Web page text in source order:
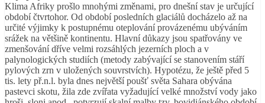
Klima Afriky prošlo mnohými změnami, pro dnešní stav je určující
období čtvrtohor. Od období posledních glaciálů docházelo až na
určité výjimky k postupnému oteplování provázenému ubýváním
srážek na většině kontinentu. Hlavní důkazy jsou spatřovány ve
zmenšování dříve velmi rozsáhlých jezerních ploch a v
palynologických studiích (metody zabývající se stanovením stáří
pylových zrn v uložených souvrstvích). Hypotézu, že ještě před 5
tis. lety př.n.l. byla dnes největší poušť světa Sahara obývána
pastevci skotu, žila zde zvířata vyžadující velké množství vody jako